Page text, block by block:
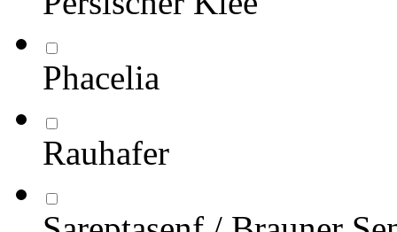
Phacelia
Rauhafer